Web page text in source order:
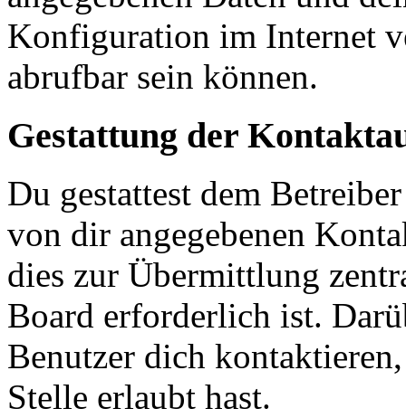
Konfiguration im Internet
abrufbar sein können.
Gestattung der
Du gestattest dem
von dir angegebenen
dies zur Übermittlung
Board erforderlich ist.
Benutzer dich
Stelle erlaubt hast.